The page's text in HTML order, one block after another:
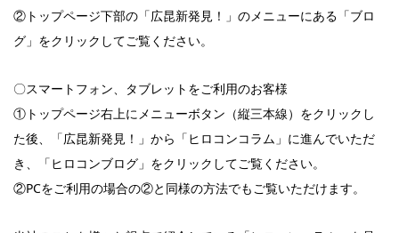
②トップページ下部の「広昆新発見！」のメニューにある「ブロ
グ」をクリックしてご覧ください。
〇スマートフォン、タブレットをご利用のお客様
①トップページ右上にメニューボタン（縦三本線）をクリックし
た後、「広昆新発見！」から「ヒロコンコラム」に進んでいただ
き、「ヒロコンブログ」をクリックしてご覧ください。
②PCをご利用の場合の②と同様の方法でもご覧いただけます。